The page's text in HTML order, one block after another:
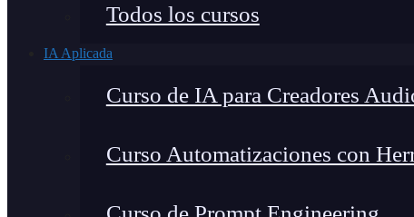
Todos los cursos
IA Aplicada
Curso de IA para Creadores
Curso Automatizaciones con